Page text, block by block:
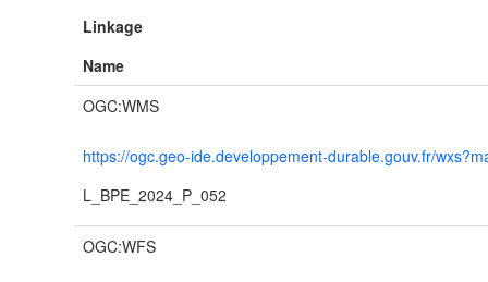
Linkage
Name
OGC:WMS
https://ogc.geo-ide.developpement-durable.gouv.fr/
L_BPE_2024_P_052
OGC:WFS